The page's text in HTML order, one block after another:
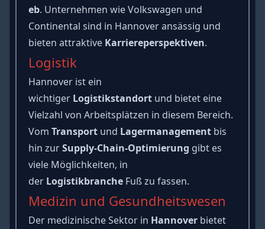
eb. Unternehmen wie Volkswagen und
Continental sind in Hannover ansässig und
bieten attraktive Karriereperspektiven.
Logistik
Hannover ist ein
wichtiger Logistikstandortund bietet eine
Vielzahl von Arbeitsplätzen in diesem Bereich.
Vom Transportund Lagermanagementbis
hin zurSupply-Chain-Optimierung gibt es
viele Möglichkeiten, in
der LogistikbrancheFuß zu fassen.
Medizin und Gesundheitswesen
Der medizinische Sektor in Hannoverbietet